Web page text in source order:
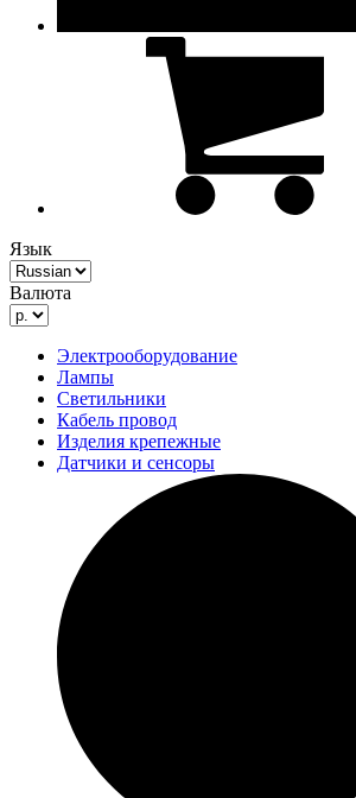
Язык
Валюта
Электрооборудование
Лампы
Светильники
Кабель провод
Изделия крепежные
Датчики и сенсоры